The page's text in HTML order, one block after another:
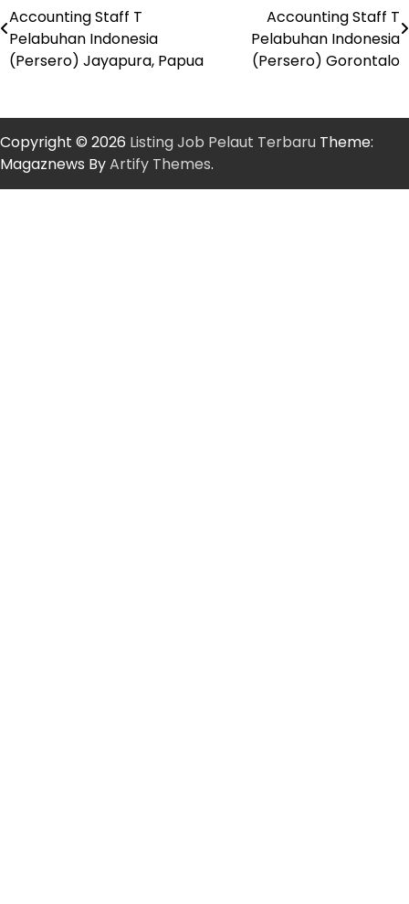
navigation
Accounting Staff T
Pelabuhan Indonesia
(Persero) Jayapura, Papua
Accounting Staff T
Pelabuhan Indonesia
(Persero) Gorontalo
Copyright © 2026 Listing Job Pelaut Terbaru Theme:
Magaznews ByArtify Themes.